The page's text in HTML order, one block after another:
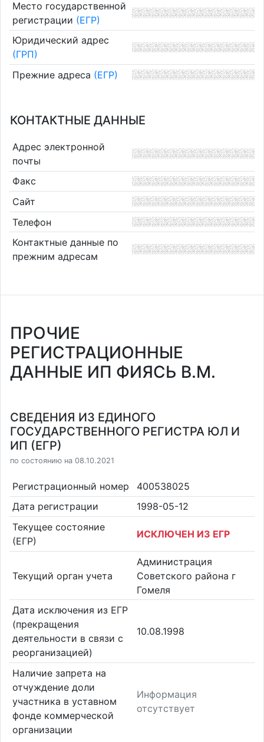
Место государственной
регистрации (ЕГР)
Юридический адрес
(ГРП)
Прежние адреса (ЕГР)
КОНТАКТНЫЕ ДАННЫЕ
Адрес электронной
почты
Факс
Сайт
Телефон
Контактные данные по
прежним адресам
ПРОЧИЕ
РЕГИСТРАЦИОННЫЕ
ДАННЫЕ ИП ФИЯСЬ В.М.
СВЕДЕНИЯ ИЗ ЕДИНОГО
ГОСУДАРСТВЕННОГО РЕГИСТРА ЮЛ И
ИП (ЕГР)
по состоянию на 08.10.2021
Регистрационный номер
400538025
Дата регистрации
1998-05-12
Текущее состояние
(ЕГР)
ИСКЛЮЧЕН ИЗ ЕГР
Текущий орган учета
Администрация
Советского района г
Гомеля
Дата исключения из ЕГР
(прекращения
деятельности в связи с
реорганизацией)
10.08.1998
Наличие запрета на
отчуждение доли
участника в уставном
фонде коммерческой
организации
Информация
отсутствует